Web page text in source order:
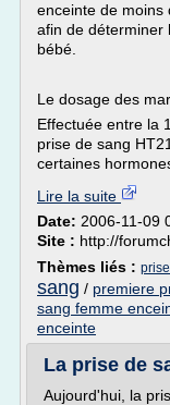
enceinte de moins
afin de déterminer
bébé.
Le dosage des
Effectuée entre la
prise de sang
certaines
Lire la suite
Date: 2006-11-09
Site : http://
Thèmes liés :
sang / premiere
sang femme
enceinte
La prise de
Aujourd'hui, la